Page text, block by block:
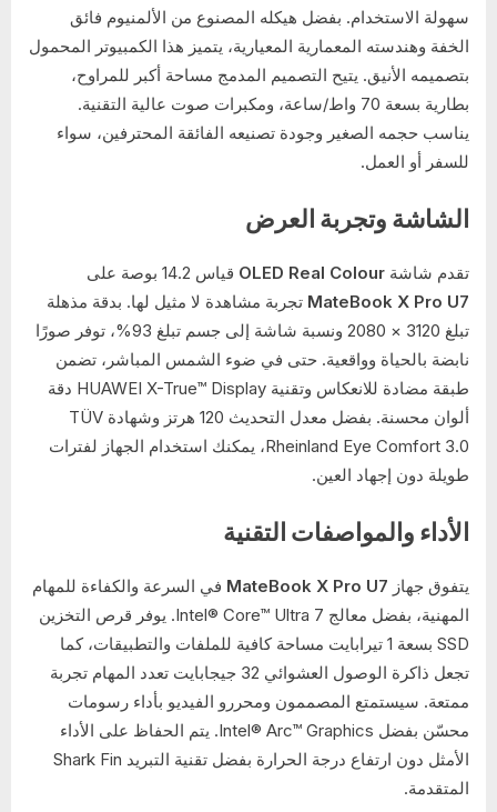
سهولة الاستخدام. بفضل هيكله المصنوع من الألمنيوم فائق
الخفة وهندسته المعمارية المعيارية، يتميز هذا الكمبيوتر المحمول
بتصميمه الأنيق. يتيح التصميم المدمج مساحة أكبر للمراوح،
بطارية بسعة 70 واط/ساعة، ومكبرات صوت عالية التقنية.
يناسب حجمه الصغير وجودة تصنيعه الفائقة المحترفين، سواء
للسفر أو العمل.
الشاشة وتجربة العرض
تقدم شاشة OLED Real Colour قياس 14.2 بوصة على
MateBook X Pro U7 تجربة مشاهدة لا مثيل لها. بدقة مذهلة
تبلغ 3120 × 2080 ونسبة شاشة إلى جسم تبلغ 93%، توفر صورًا
نابضة بالحياة وواقعية. حتى في ضوء الشمس المباشر، تضمن
طبقة مضادة للانعكاس وتقنية HUAWEI X-True™ Display دقة
ألوان محسنة. بفضل معدل التحديث 120 هرتز وشهادة TÜV
Rheinland Eye Comfort 3.0، يمكنك استخدام الجهاز لفترات
طويلة دون إجهاد العين.
الأداء والمواصفات التقنية
يتفوق جهاز MateBook X Pro U7 في السرعة والكفاءة للمهام
المهنية، بفضل معالج Intel® Core™ Ultra 7. يوفر قرص التخزين
SSD بسعة 1 تيرابايت مساحة كافية للملفات والتطبيقات، كما
تجعل ذاكرة الوصول العشوائي 32 جيجابايت تعدد المهام تجربة
ممتعة. سيستمتع المصممون ومحررو الفيديو بأداء رسومات
محسّن بفضل Intel® Arc™ Graphics. يتم الحفاظ على الأداء
الأمثل دون ارتفاع درجة الحرارة بفضل تقنية التبريد Shark Fin
المتقدمة.